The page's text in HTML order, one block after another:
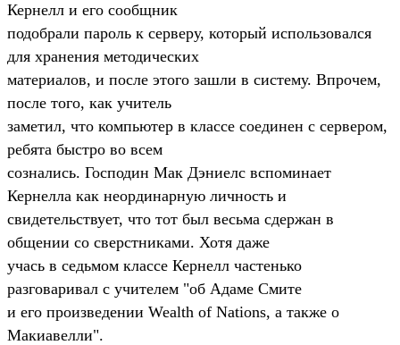
Кернелл и его сообщник
подобрали пароль к серверу, который использовался
для хранения методических
материалов, и после этого зашли в систему. Впрочем,
после того, как учитель
заметил, что компьютер в классе соединен с сервером,
ребята быстро во всем
сознались. Господин Мак Дэниелс вспоминает
Кернелла как неординарную личность и
свидетельствует, что тот был весьма сдержан в
общении со сверстниками. Хотя даже
учась в седьмом классе Кернелл частенько
разговаривал с учителем "об Адаме Смите
и его произведении Wealth of Nations, а также о
Макиавелли".